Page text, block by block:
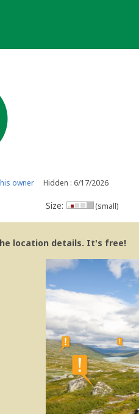
owner Hidden : 6/17/2026
Size: (small)
location details. It's free!